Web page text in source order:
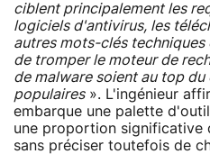
ciblent principalement les
logiciels d'antivirus, les
autres mots-clés
de tromper le moteur de
de malware soient au top
populaires». L'ingénieur
embarque une palette
une proportion significative
sans préciser toutefois de